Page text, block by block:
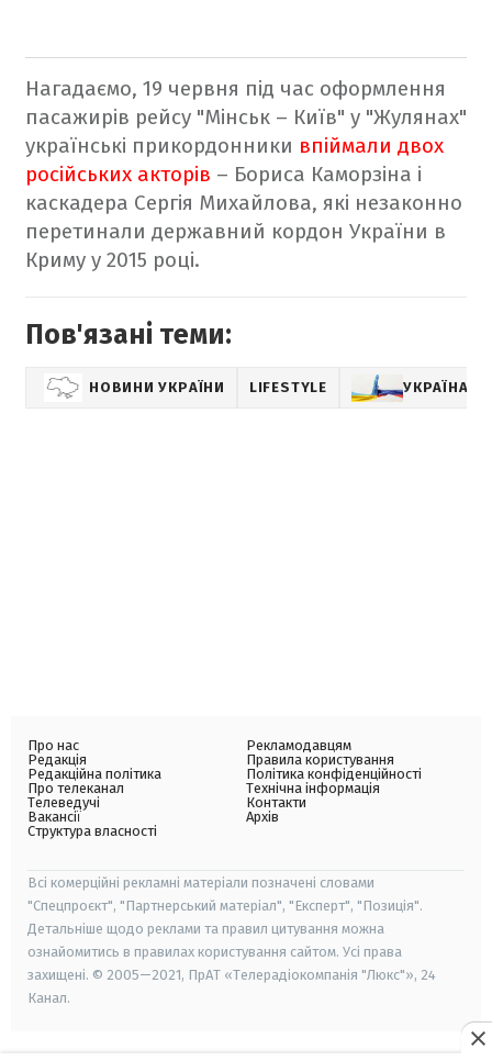
Нагадаємо, 19 червня під час оформлення
пасажирів рейсу "Мінськ – Київ" у "Жулянах"
українські прикордонники впіймали двох
російських акторів – Бориса Каморзіна і
каскадера Сергія Михайлова, які незаконно
перетинали державний кордон України в
Криму у 2015 році.
Пов'язані теми:
НОВИНИ УКРАЇНИ LIFESTYLE УКРАЇНА –
Про нас
Редакція
Редакційна політика
Про телеканал
Телеведучі
Вакансії
Структура власності
Рекламодавцям
Правила користування
Політика конфіденційності
Технічна інформація
Контакти
Архів
Всі комерційні рекламні матеріали позначені словами
"Спецпроєкт", "Партнерський матеріал", "Експерт", "Позиція".
Детальніше щодо реклами та правил цитування можна
ознайомитись в правилах користування сайтом. Усі права
захищені. © 2005—2021, ПрАТ «Телерадіокомпанія "Люкс"», 24
Канал.